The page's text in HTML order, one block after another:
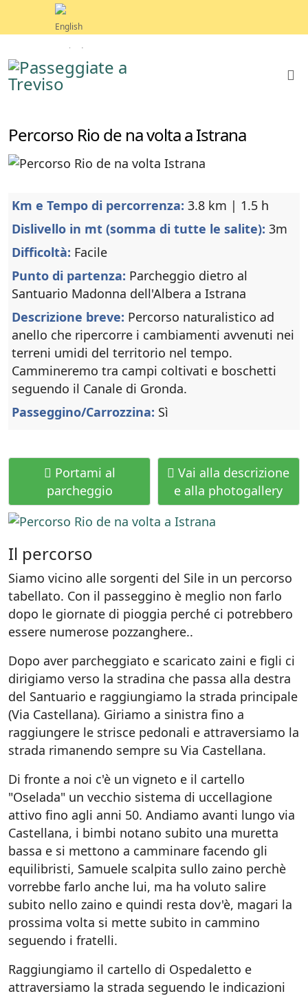
Percorso Rio de na volta a Istrana
Km e Tempo di percorrenza: 3.8 km | 1.5 h
Dislivello in mt (somma di tutte le salite): 3m
Difficoltà: Facile
Punto di partenza: Parcheggio dietro al
Santuario Madonna dell'Albera a Istrana
Descrizione breve: Percorso naturalistico ad
anello che ripercorre i cambiamenti avvenuti nei
terreni umidi del territorio nel tempo.
Cammineremo tra campi coltivati e boschetti
seguendo il Canale di Gronda.
Passeggino/Carrozzina: Sì
Portami al
parcheggio
Vai alla descrizione
e alla photogallery
Il percorso
Siamo vicino alle sorgenti del Sile in un percorso
tabellato. Con il passeggino è meglio non farlo
dopo le giornate di pioggia perché ci potrebbero
essere numerose pozzanghere..
Dopo aver parcheggiato e scaricato zaini e figli ci
dirigiamo verso la stradina che passa alla destra
del Santuario e raggiungiamo la strada principale
(Via Castellana). Giriamo a sinistra fino a
raggiungere le strisce pedonali e attraversiamo la
strada rimanendo sempre su Via Castellana.
Di fronte a noi c'è un vigneto e il cartello
"Oselada" un vecchio sistema di uccellagione
attivo fino agli anni 50. Andiamo avanti lungo via
Castellana, i bimbi notano subito una muretta
bassa e si mettono a camminare facendo gli
equilibristi, Samuele scalpita sullo zaino perchè
vorrebbe farlo anche lui, ma ha voluto salire
subito nello zaino e quindi resta dov'è, magari la
prossima volta si mette subito in cammino
seguendo i fratelli.
Raggiungiamo il cartello di Ospedaletto e
attraversiamo la strada seguendo le indicazioni